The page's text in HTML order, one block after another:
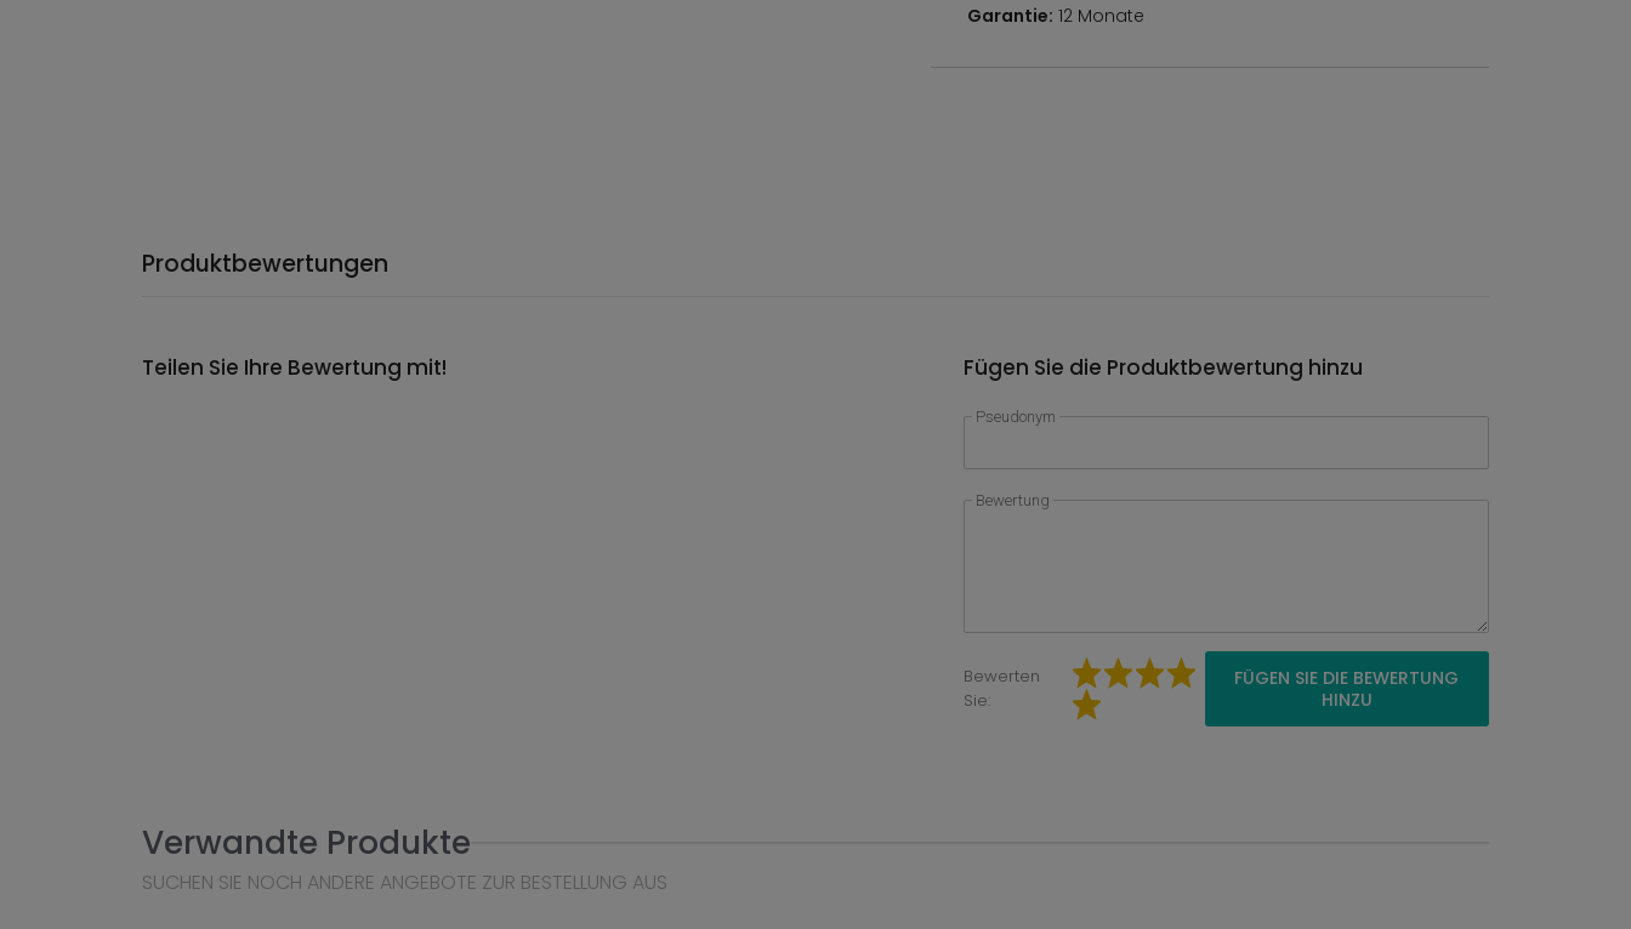
Garantie: 12 Monate
Produktbewertungen
Teilen Sie Ihre Bewertung mit! Fügen Sie die Produktbewertung hinzu
Pseudonym
Bewertung
Bewerten
Sie:
FÜGEN SIE DIE BEWERTUNG
HINZU
Verwandte Produkte
SUCHEN SIE NOCH ANDERE ANGEBOTE ZUR BESTELLUNG AUS